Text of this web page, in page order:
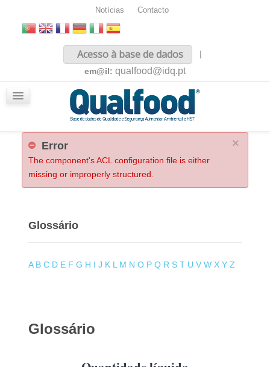
Notícias Contacto
Acesso à base de dados
|
em@il: qualfood@idq.pt
×
Error
The component's ACL configuration file is either
missing or improperly structured.
Glossário
A B C D E F G H I J K L M N O P Q R S T U V W X Y Z
Glossário